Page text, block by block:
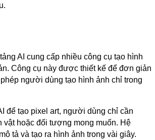
AI cung cấp nhiều công cụ tạo hình
Công cụ này được thiết kế để đơn giản
người dùng tạo hình ảnh chỉ trong
để tạo pixel art, người dùng chỉ cần
vật hoặc đối tượng mong muốn. Hệ
tả và tạo ra hình ảnh trong vài giây.